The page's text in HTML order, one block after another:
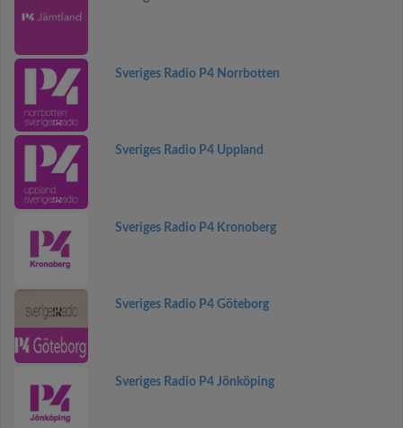
Sveriges Radio P4 Norrbotten
Sveriges Radio P4 Uppland
Sveriges Radio P4 Kronoberg
Sveriges Radio P4 Göteborg
Sveriges Radio P4 Jönköping